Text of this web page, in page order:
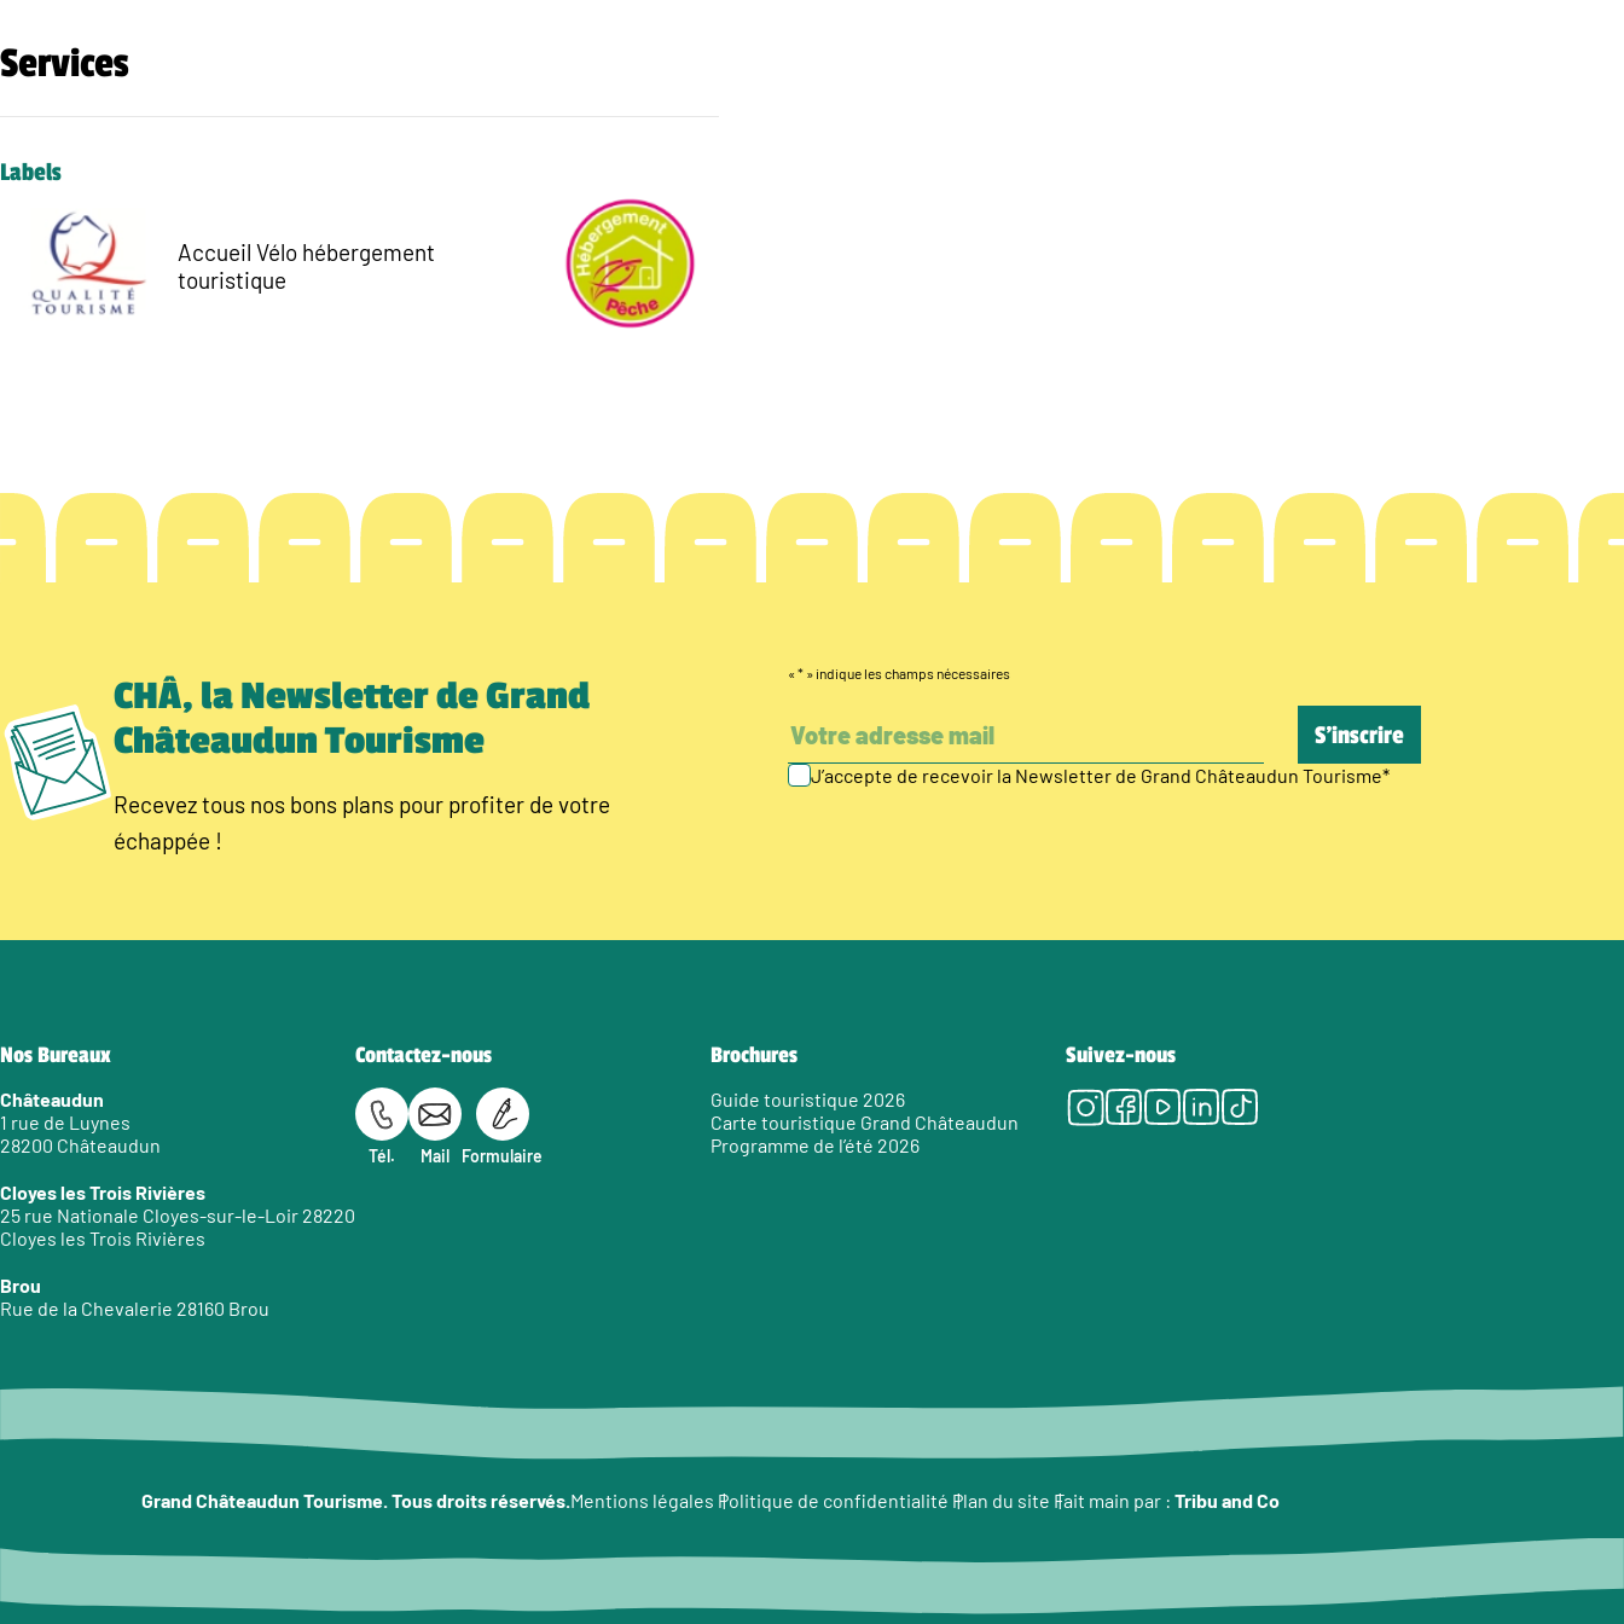
Services
Labels
Accueil Vélo hébergement
touristique
CHÂ, la Newsletter de Grand
Châteaudun Tourisme
Recevez tous nos bons plans pour profiter de votre
échappée !
« * » indique les champs nécessaires
J’accepte de recevoir la Newsletter de Grand Châteaudun Tourisme*
Nos Bureaux
Châteaudun
1 rue de Luynes
28200 Châteaudun
Cloyes les Trois Rivières
25 rue Nationale Cloyes-sur-le-Loir 28220
Cloyes les Trois Rivières
Brou
Rue de la Chevalerie 28160 Brou
Contactez-nous
Tél. Mail Formulaire
Brochures
Guide touristique 2026
Carte touristique Grand Châteaudun
Programme de l’été 2026
Suivez-nous
Instagram
Facebook
Youtube
LinkedIn
Tiktok
Grand Châteaudun Tourisme. Tous droits réservés. Mentions légales Politique de confidentialité Plan du site Fait main par : Tribu and Co